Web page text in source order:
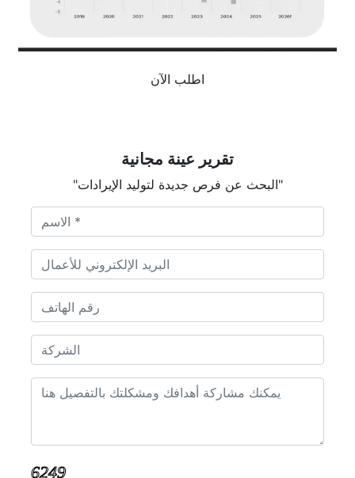
اطلب الآن
تقرير عينة مجانية
"البحث عن فرص جديدة لتوليد الإيرادات"